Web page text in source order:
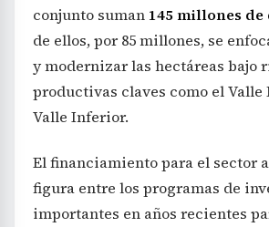
conjunto suman 145 millones
de ellos, por 85 millones, se
y modernizar las hectáreas bajo
productivas claves como el Valle
Valle Inferior.
El financiamiento para el sector
figura entre los programas de
importantes en años recientes